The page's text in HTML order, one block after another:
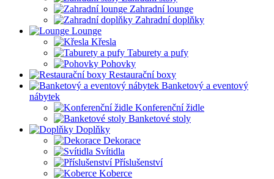
Zahradní lounge
Zahradní doplňky
Lounge
Křesla
Taburety a pufy
Pohovky
Restaurační boxy
Banketový a eventový
nábytek
Konferenční židle
Banketové stoly
Doplňky
Dekorace
Svítidla
Příslušenství
Koberce